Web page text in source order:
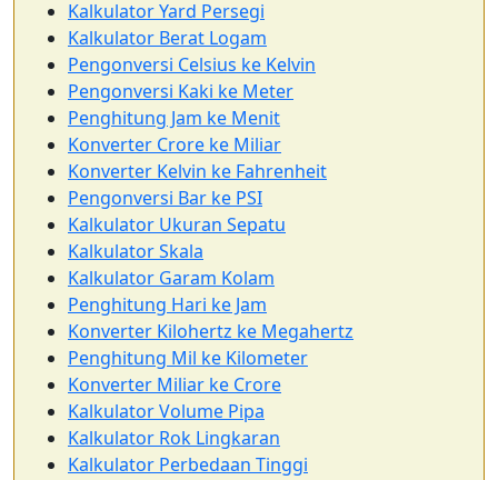
Kalkulator Yard Persegi
Kalkulator Berat Logam
Pengonversi Celsius ke Kelvin
Pengonversi Kaki ke Meter
Penghitung Jam ke Menit
Konverter Crore ke Miliar
Konverter Kelvin ke Fahrenheit
Pengonversi Bar ke PSI
Kalkulator Ukuran Sepatu
Kalkulator Skala
Kalkulator Garam Kolam
Penghitung Hari ke Jam
Konverter Kilohertz ke Megahertz
Penghitung Mil ke Kilometer
Konverter Miliar ke Crore
Kalkulator Volume Pipa
Kalkulator Rok Lingkaran
Kalkulator Perbedaan Tinggi